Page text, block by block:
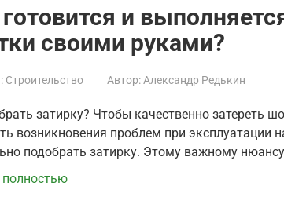
и
своими руками?
Строительство Автор: Александр Редькин
затирку? Чтобы качественно затереть
возникновения проблем при эксплуатации
подобрать затирку. Этому важному
полностью